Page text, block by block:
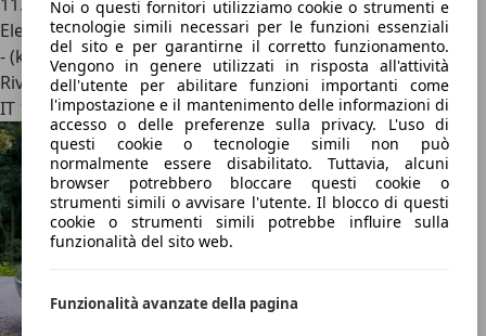
Noi o questi fornitori utilizziamo cookie o strumenti e
tecnologie simili necessari per le funzioni essenziali
del sito e per garantirne il corretto funzionamento.
Vengono in genere utilizzati in risposta all'attività
dell'utente per abilitare funzioni importanti come
l'impostazione e il mantenimento delle informazioni di
accesso o delle preferenze sulla privacy. L'uso di
questi cookie o tecnologie simili non può
normalmente essere disabilitato. Tuttavia, alcuni
browser potrebbero bloccare questi cookie o
strumenti simili o avvisare l'utente. Il blocco di questi
cookie o strumenti simili potrebbe influire sulla
funzionalità del sito web.
Funzionalità avanzate della pagina
Elettrica
- (kWh/100 km)
Rivenditore
IT 12032